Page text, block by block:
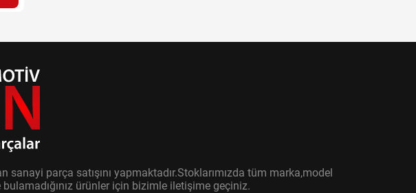
parça satışını yapmaktadır.Stoklarımızda tüm marka,model
ürünler için bizimle iletişime geçiniz.